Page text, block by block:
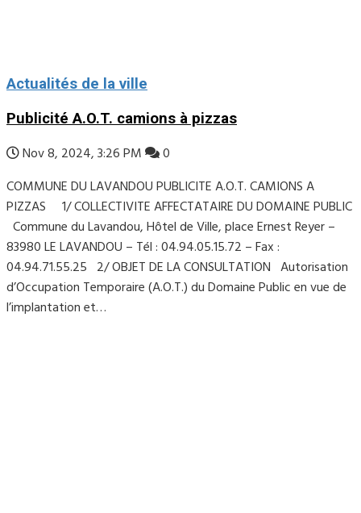
Actualités de la ville
Publicité A.O.T. camions à pizzas
Nov 8, 2024, 3:26 PM
0
COMMUNE DU LAVANDOU PUBLICITE A.O.T. CAMIONS A
PIZZAS 1/ COLLECTIVITE AFFECTATAIRE DU DOMAINE PUBLIC
Commune du Lavandou, Hôtel de Ville, place Ernest Reyer –
83980 LE LAVANDOU – Tél : 04.94.05.15.72 – Fax :
04.94.71.55.25 2/ OBJET DE LA CONSULTATION Autorisation
d’Occupation Temporaire (A.O.T.) du Domaine Public en vue de
l’implantation et…